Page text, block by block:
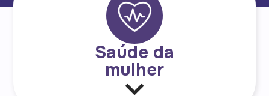
Saúde da
mulher